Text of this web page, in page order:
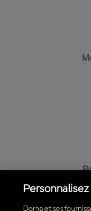
Dorna et ses